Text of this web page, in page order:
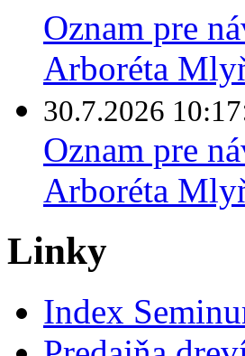
Oznam pre
Arboréta
30.7.2026 10:17
Oznam pre
Arboréta
Linky
Index